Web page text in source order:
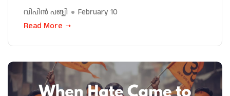
വിപിൻ പബ്ബി February 10
Read More